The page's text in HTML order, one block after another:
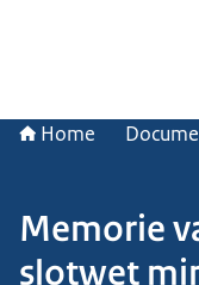
Home
Memorie
slotwet